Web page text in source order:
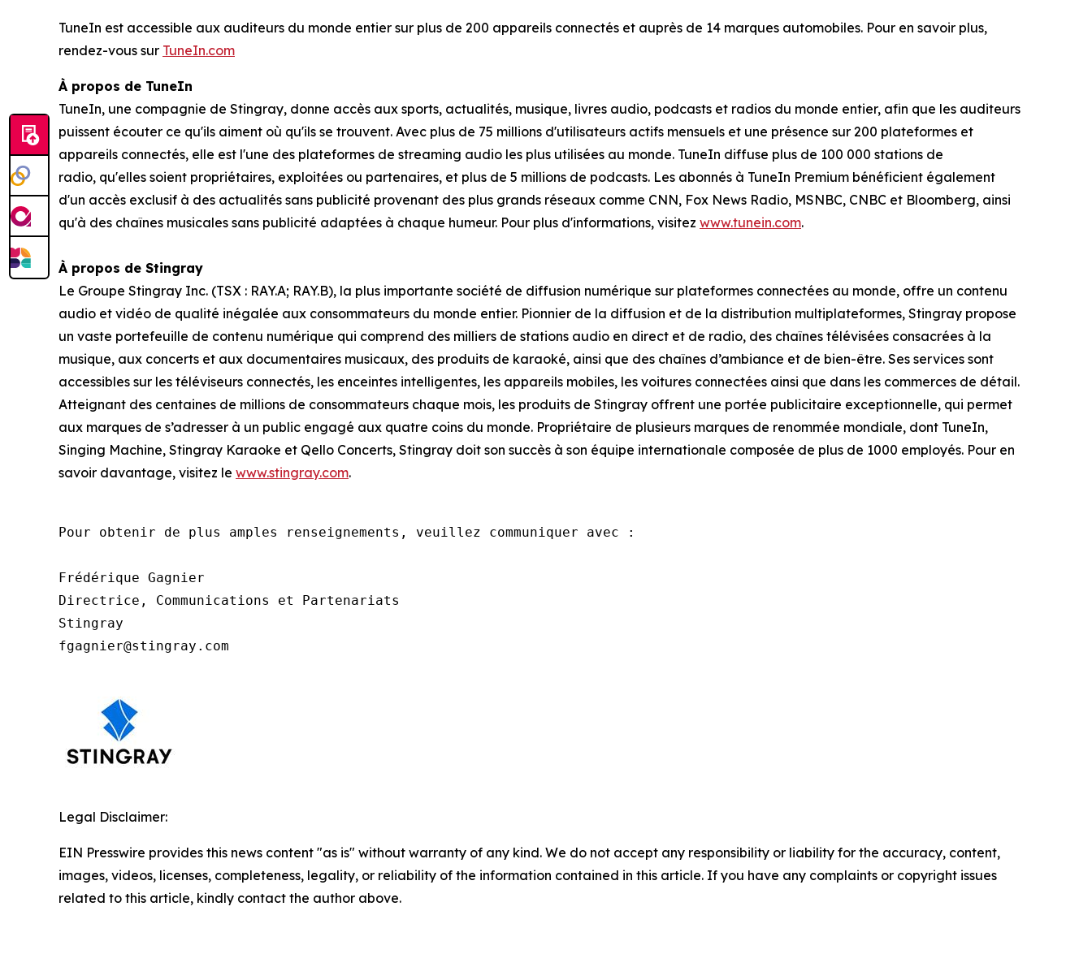
TuneIn est accessible aux auditeurs du monde entier sur plus de 200 appareils connectés et auprès de 14 marques automobiles. Pour en savoir plus,
rendez-vous sur TuneIn.com
À propos de TuneIn
TuneIn, une compagnie de Stingray, donne accès aux sports, actualités, musique, livres audio, podcasts et radios du monde entier, afin que les auditeurs
puissent écouter ce qu'ils aiment où qu'ils se trouvent. Avec plus de 75 millions d'utilisateurs actifs mensuels et une présence sur 200 plateformes et
appareils connectés, elle est l'une des plateformes de streaming audio les plus utilisées au monde. TuneIn diffuse plus de 100 000 stations de
radio, qu'elles soient propriétaires, exploitées ou partenaires, et plus de 5 millions de podcasts. Les abonnés à TuneIn Premium bénéficient également
d'un accès exclusif à des actualités sans publicité provenant des plus grands réseaux comme CNN, Fox News Radio, MSNBC, CNBC et Bloomberg, ainsi
qu'à des chaînes musicales sans publicité adaptées à chaque humeur. Pour plus d'informations, visitez www.tunein.com.
À propos de Stingray
Le Groupe Stingray Inc. (TSX : RAY.A; RAY.B), la plus importante société de diffusion numérique sur plateformes connectées au monde, offre un contenu
audio et vidéo de qualité inégalée aux consommateurs du monde entier. Pionnier de la diffusion et de la distribution multiplateformes, Stingray propose
un vaste portefeuille de contenu numérique qui comprend des milliers de stations audio en direct et de radio, des chaînes télévisées consacrées à la
musique, aux concerts et aux documentaires musicaux, des produits de karaoké, ainsi que des chaînes d’ambiance et de bien-être. Ses services sont
accessibles sur les téléviseurs connectés, les enceintes intelligentes, les appareils mobiles, les voitures connectées ainsi que dans les commerces de détail.
Atteignant des centaines de millions de consommateurs chaque mois, les produits de Stingray offrent une portée publicitaire exceptionnelle, qui permet
aux marques de s’adresser à un public engagé aux quatre coins du monde. Propriétaire de plusieurs marques de renommée mondiale, dont TuneIn,
Singing Machine, Stingray Karaoke et Qello Concerts, Stingray doit son succès à son équipe internationale composée de plus de 1000 employés. Pour en
savoir davantage, visitez le www.stingray.com.
Pour obtenir de plus amples renseignements, veuillez communiquer avec :
Frédérique Gagnier
Directrice, Communications et Partenariats
Stingray
fgagnier@stingray.com
Legal Disclaimer:
EIN Presswire provides this news content "as is" without warranty of any kind. We do not accept any responsibility or liability for the accuracy, content,
images, videos, licenses, completeness, legality, or reliability of the information contained in this article. If you have any complaints or copyright issues
related to this article, kindly contact the author above.